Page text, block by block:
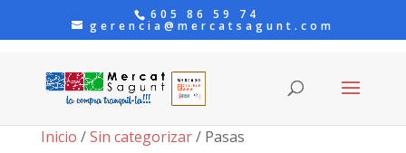
605 86 59 74
gerencia@mercatsagunt.com
Inicio /Sin categorizar/ Pasas